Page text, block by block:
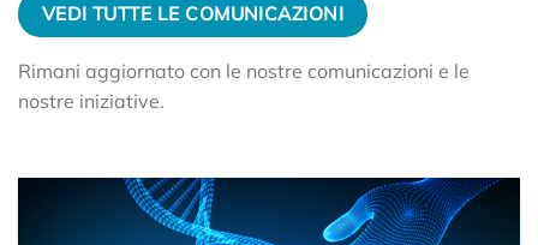
VEDI TUTTE LE COMUNICAZIONI
Rimani aggiornato con le nostre comunicazioni e le
nostre iniziative.